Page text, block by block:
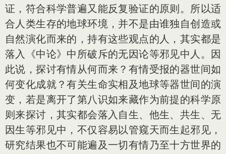
证，符合科学普遍又能反复验证的原则。所以适
合人类生存的地球环境，并不是由谁独自创造或
自然演化而来的，持有这些观点的人，其实都是
落入《中论》中所破斥的无因论等邪见中人。因
此说，探讨有情从何而来？有情受报的器世间如
何变化成就？有关生命实相及地球等器世间的演
变，若是离开了第八识如来藏作为前提的科学原
则来探讨，其实都会落入自生、他生、共生、无
因生等邪见中，不仅容易以管窥天而生起邪见，
研究结果也不可能遍及一切有情乃至十方世界的